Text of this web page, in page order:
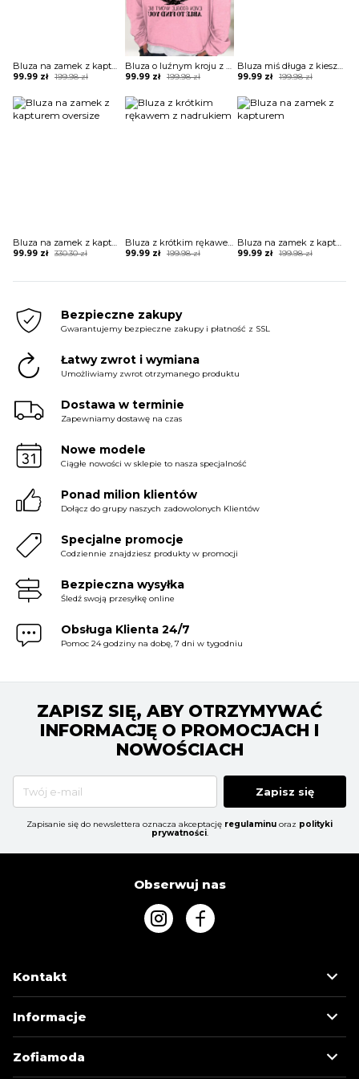
Bluza na zamek z kapturem
199.98zł
Original
was:
199.98 zł.
99.99 zł
Current
is:
99.99 zł.
Bluza o luźnym kroju z zabawnym nadrukiem
199.98zł
Original
was:
199.98 zł.
99.99 zł
Current
is:
99.99 zł.
Bluza miś długa z kieszeniami
199.98zł
Original
was:
199.98 zł.
99.99 zł
Current
is:
99.99 zł.
Bluza na zamek z kapturem oversize
330.30zł
Original
99.99 zł
Current
Bluza z krótkim rękawem z nadrukiem
199.98zł
Original
99.99 zł
Current
Bluza na zamek z kapturem
199.98zł
Original
99.99 zł
Current
Bezpieczne zakupy
Gwarantujemy bezpieczne zakupy i płatność z SSL
Łatwy zwrot i wymiana
Umożliwiamy zwrot otrzymanego produktu
Dostawa w terminie
Zapewniamy dostawę na czas
Nowe modele
Ciągłe nowości w sklepie to nasza specjalność
Ponad milion klientów
Dołącz do grupy naszych zadowolonych Klientów
Specjalne promocje
Codziennie znajdziesz produkty w promocji
Bezpieczna wysyłka
Śledź swoją przesyłkę online
Obsługa Klienta 24/7
Pomoc 24 godziny na dobę, 7 dni w tygodniu
ZAPISZ SIĘ, ABY OTRZYMYWAĆ
INFORMACJĘ O PROMOCJACH I
NOWOŚCIACH
Zapisz się
Zapisanie się do newslettera oznacza akceptację regulaminu oraz polityki
prywatności.
Obserwuj nas
Kontakt
Informacje
Zofiamoda